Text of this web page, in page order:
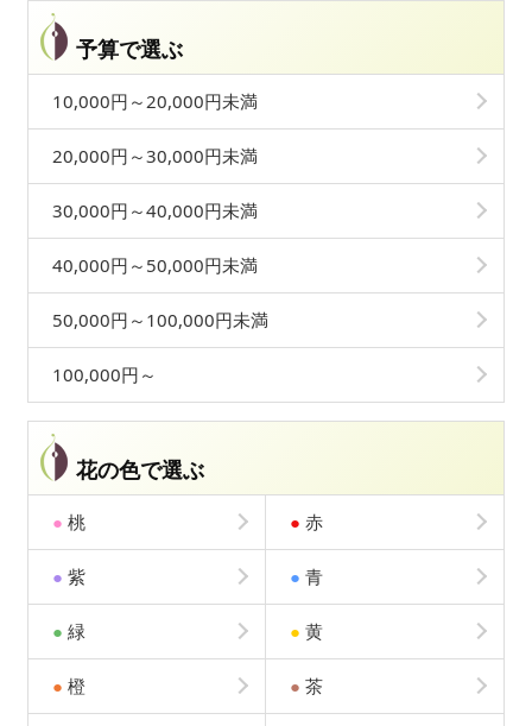
予算で選ぶ
10,000円～20,000円未満
20,000円～30,000円未満
30,000円～40,000円未満
40,000円～50,000円未満
50,000円～100,000円未満
100,000円～
花の色で選ぶ
● 桃 ● 赤
● 紫 ● 青
● 緑 ● 黄
● 橙 ● 茶